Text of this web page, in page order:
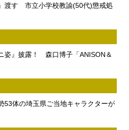
渡す 市立小学校教諭(50代)懲戒処
姿』披露！ 森口博子「ANISON＆
体の埼玉県ご当地キャラクターが